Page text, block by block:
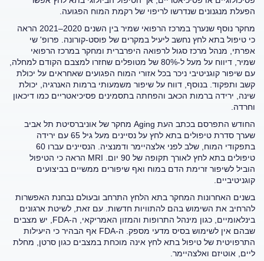
הפעלת מנגנונים שנדרשו לריפוי של רקמת המוח הפגועה.
מחקר נוסף שנערך במרכז הרפואי שמיר בין השנים 2020–2021 הראה
כי טיפול בתא לחץ נחשב ליעיל במקרים של פוסט-קורונה. פרופ' שי
אפרתי, מנהל מרכז סגול לרפואה היפרברית ומחקר במרכז הרפואי
שמיר, דיווח על מעל ל-80% של מטופלים שחזרו למצבם הקודם למחלה,
עם שיפור קוגניטיבי ניכר בכל אזורי המוח הפגועים שאחראים על יכולת
קשב ותפקוד. בנוסף, דווח על שיפור משמעותי ברמות האנרגיה, יכולת
שינה, ירידה ברמות הכאב והפחתה בתסמינים פסיכיאטריים כמו דיכאון
וחרדה.
החודש התפרסם בכתב העת Aging מחקר של אוניברסיטת תל אביב
שערך סדרת טיפולים בתא לחץ על נסיינים מעל גיל 65 עם ירידה
בתפקודי המוח, שלב לפני אלצהיימר ודמנציה. הנסיינים עברו 60
טיפולים בתא לחץ לאורך תקופה של 90 יום. MRI הראה כי הטיפול
הוביל לשיפור זרימת הדם במוח ואף שיפורים ממשיים בביצועים
קוגניטיביים.
בשנים האחרונות המחקר בתא הלחץ התרחב ובעולם נבחנת האפשרות
להרחיב את השימוש בהם להתוויות חדשות. עם זאת, לשיטת ארגונים
בינלאומיים, כגון מינהל התרופות והמזון האמריקאי, ה-FDA, יש מצבים
שבהם אין לשימוש בסיס מדעי מספק. ה-FDA אף הבהיר כי היעילות
התרפויטית של טיפול בתא לחץ אינה מוכחת במצבים כגון סרטן, מחלת
ליים, אוטיזם ואלצהיימר.